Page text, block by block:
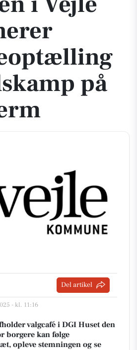
på
Del artikel
- kl. 11:16
valgcafé i DGI Huset den
borgere kan følge
opleve stemningen og se